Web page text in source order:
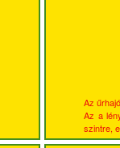
Az
Az a
szintre,